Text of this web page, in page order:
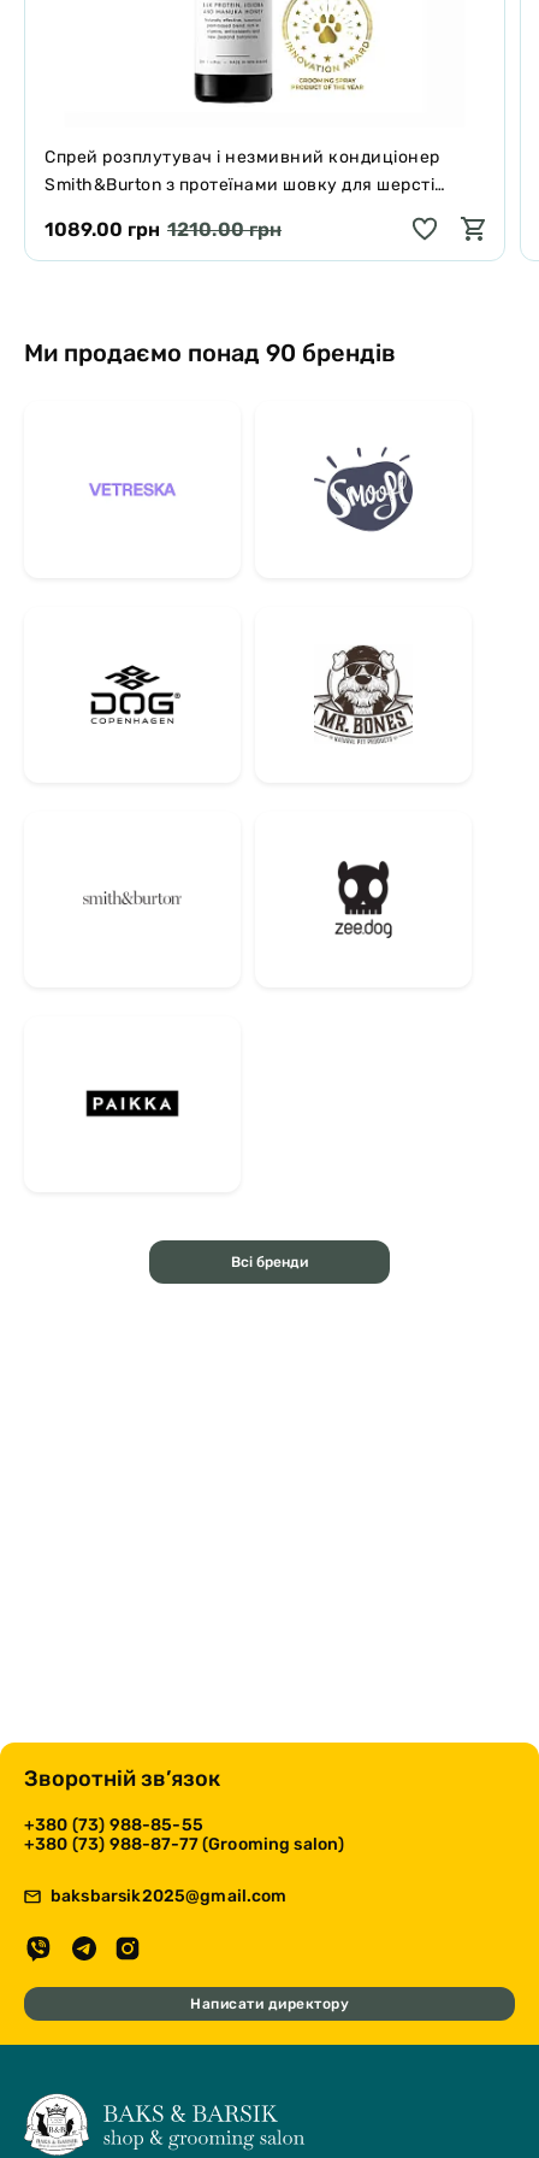
Спрей розплутувач і незмивний кондиціонер
Smith&Burton з протеїнами шовку для шерсті
1089.00 грн 1210.00 грн
Ми продаємо понад 90 брендів
Всі бренди
Зворотній зв’язок
+380 (73) 988-85-55
+380 (73) 988-87-77 (Grooming salon)
baksbarsik2025@gmail.com
Написати директору